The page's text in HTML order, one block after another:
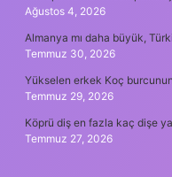
Ağustos 4, 2026
Almanya mı daha büyük,
Temmuz 30, 2026
Yükselen erkek Koç
Temmuz 29, 2026
Köprü diş en fazla kaç dişe
Temmuz 27, 2026